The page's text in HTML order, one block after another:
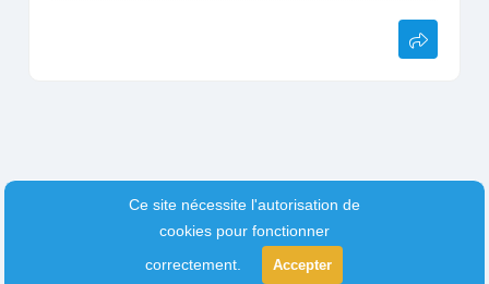
Ce site nécessite l'autorisation de
cookies pour fonctionner
correctement.
Accepter